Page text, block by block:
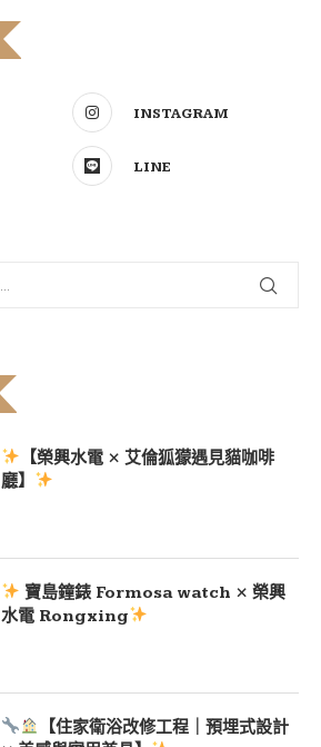
INSTAGRAM
LINE
【榮興水電 × 艾倫狐獴遇見貓咖啡
廳】
寶島鐘錶 Formosa watch × 榮興
水電 Rongxing
【住家衛浴改修工程｜預埋式設計